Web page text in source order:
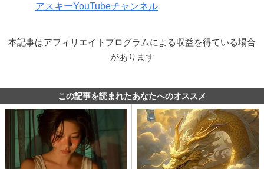
アスキーYouTubeチャンネル
本記事はアフィリエイトプログラムによる収益を得ている場合
があります
この記事を読まれたあなたへのオススメ